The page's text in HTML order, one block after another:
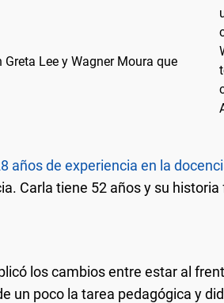
Lee y Wagner Moura que
años de experiencia en la
Carla tiene 52 años y su
los cambios entre estar al
un poco la tarea pedagógica y